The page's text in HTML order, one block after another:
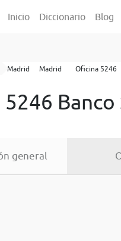
Inicio Diccionario Blog
Madrid Madrid Oficina 5246
general